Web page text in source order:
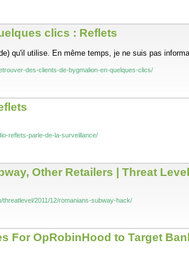
clics : Reflets
qu'il utilise. En même temps, je ne suis pas
des-clients-de-bygmalion-en-quelques-clics/
reflets-parle-de-la-surveillance/
Other Retailers | Threat
threatlevel/2011/12/romanians-subway-hack/
For OpRobinHood to Target